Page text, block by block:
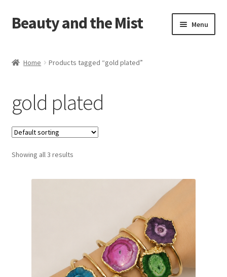
Skip
to
Skip
to
Beauty and the Mist Menu
Checkout
My account
Privacy Policy
Home Products tagged “gold plated”
gold plated
Showing all 3 results